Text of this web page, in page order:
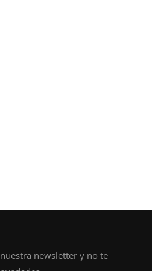
newsletter y no te